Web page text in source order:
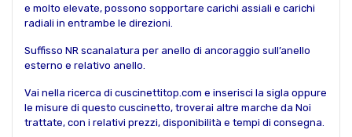
e molto elevate, possono sopportare carichi assiali e carichi
radiali in entrambe le direzioni.
Suffisso NR scanalatura per anello di ancoraggio sull’anello
esterno e relativo anello.
Vai nella ricerca di cuscinettitop.com e inserisci la sigla oppure
le misure di questo cuscinetto, troverai altre marche da Noi
trattate, con i relativi prezzi, disponibilità e tempi di consegna.